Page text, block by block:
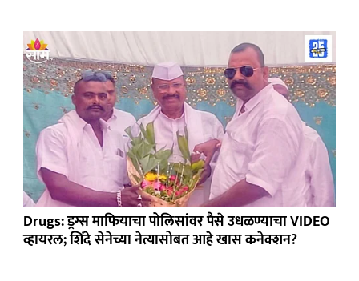
Drugs: ड्रग्स माफियाचा पोलिसांवर पैसे उधळण्याचा VIDEO
व्हायरल; शिंदे सेनेच्या नेत्यासोबत आहे खास कनेक्शन?